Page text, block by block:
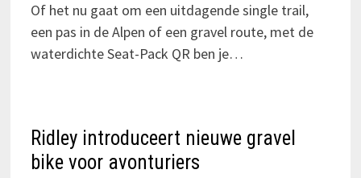
Of het nu gaat om een uitdagende single trail,
een pas in de Alpen of een gravel route, met de
waterdichte Seat-Pack QR ben je…
Ridley introduceert nieuwe gravel
bike voor avonturiers